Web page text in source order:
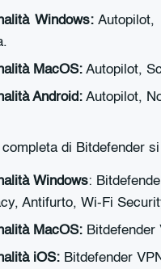
Windows:Autopilot,
MacOS: Autopilot,
Android: Autopilot,
completa di Bitdefender
Windows:
Antifurto, Wi-Fi
MacOS: Bitdefender
iOS: Bitdefender